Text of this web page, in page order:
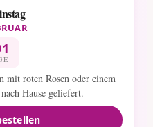
mit roten Rosen oder einem
Hause geliefert.